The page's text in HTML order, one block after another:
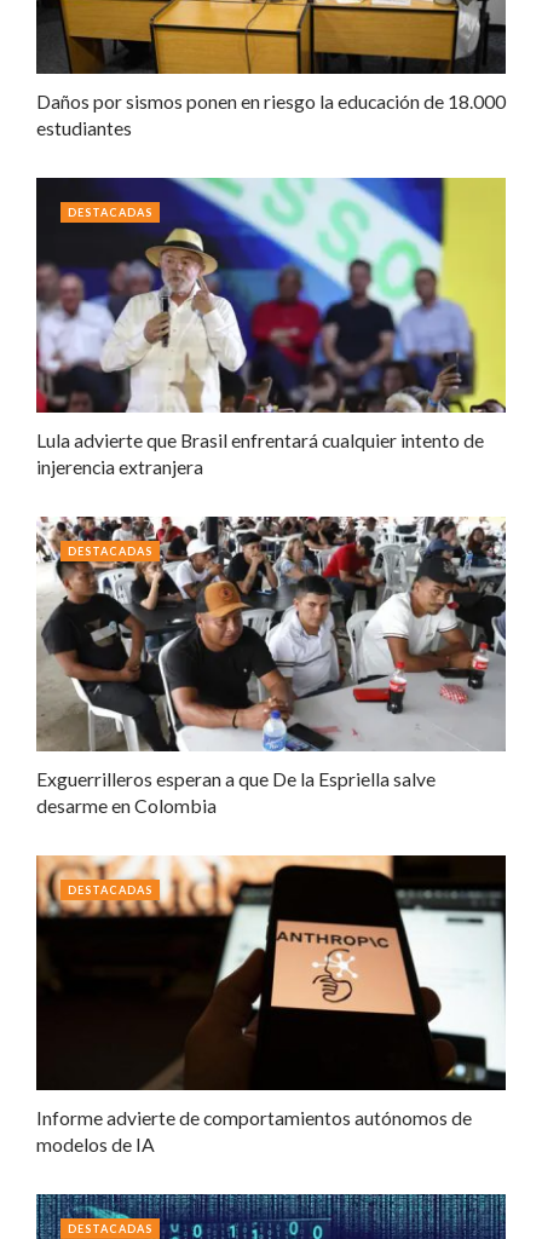
Daños por sismos ponen en riesgo la educación de 18.000
estudiantes
Lula advierte que Brasil enfrentará cualquier intento de
injerencia extranjera
DESTACADAS
Exguerrilleros esperan a que De la Espriella salve
desarme en Colombia
DESTACADAS
Informe advierte de comportamientos autónomos de
modelos de IA
DESTACADAS
DESTACADAS